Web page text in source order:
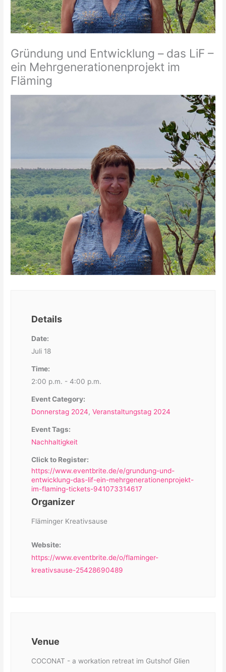
Gründung und Entwicklung – das LiF –
ein Mehrgenerationenprojekt im
Fläming
Details
Date:
Juli 18
Time:
2:00 p.m. - 4:00 p.m.
Event Category:
Donnerstag 2024,Veranstaltungstag 2024
Event Tags:
Nachhaltigkeit
Click to Register:
https://www.eventbrite.de/e/grundung-und-
entwicklung-das-lif-ein-mehrgenerationenprojekt-
im-flaming-tickets-941073314617
Organizer
Fläminger Kreativsause
Website:
https://www.eventbrite.de/o/flaminger-
kreativsause-25428690489
Venue
COCONAT - a workation retreat im Gutshof Glien